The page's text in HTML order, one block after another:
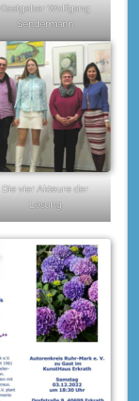
Gastgeber Wolfgang
Sendermann
Die vier Akteure der
Lesung